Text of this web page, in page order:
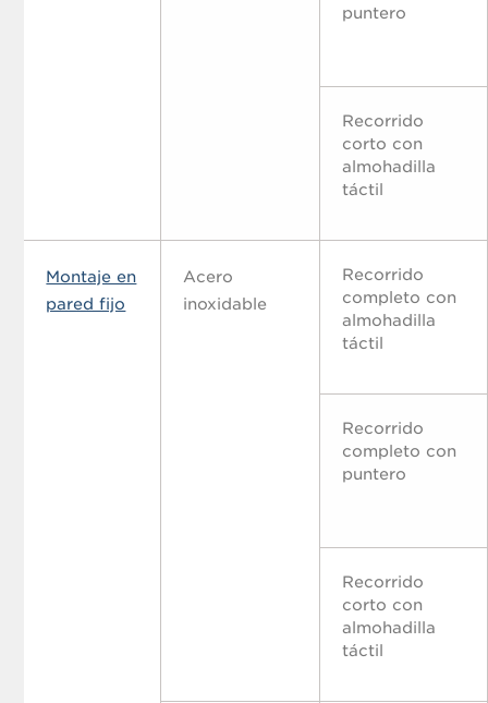
puntero
Recorrido
corto con
almohadilla
táctil
Montaje en
pared fijo
Acero
inoxidable
Recorrido
completo con
almohadilla
táctil
Recorrido
completo con
puntero
Recorrido
corto con
almohadilla
táctil